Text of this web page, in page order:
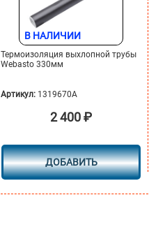
В НАЛИЧИИ
Термоизоляция выхлопной трубы
Webasto 330мм
Артикул: 1319670A
2 400₽
ДОБАВИТЬ